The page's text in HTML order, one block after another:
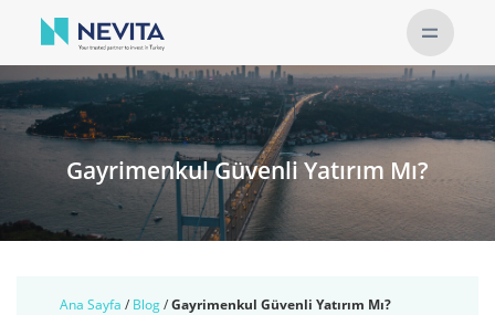
Gayrimenkul Güvenli Yatırım Mı?
Ana Sayfa / Blog/Gayrimenkul Güvenli Yatırım Mı?